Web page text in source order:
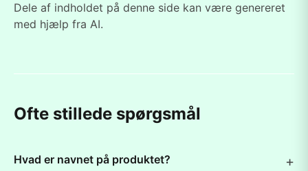
Dele af indholdet på denne side kan være genereret
med hjælp fra AI.
Ofte stillede spørgsmål
Hvad er navnet på produktet?